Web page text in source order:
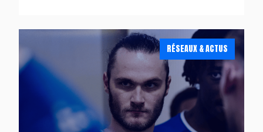
RÉSEAUX & ACTUS